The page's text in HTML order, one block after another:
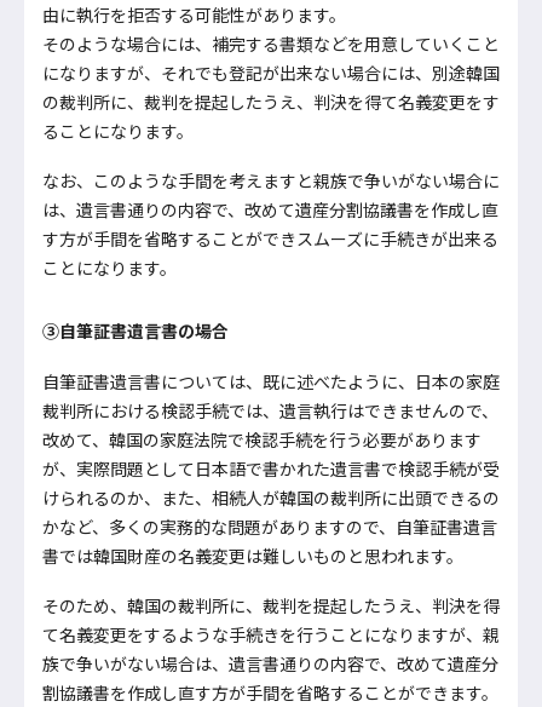
由に執行を拒否する可能性があります。
そのような場合には、補完する書類などを用意していくこと
になりますが、それでも登記が出来ない場合には、別途韓国
の裁判所に、裁判を提起したうえ、判決を得て名義変更をす
ることになります。
なお、このような手間を考えますと親族で争いがない場合に
は、遺言書通りの内容で、改めて遺産分割協議書を作成し直
す方が手間を省略することができスムーズに手続きが出来る
ことになります。
③自筆証書遺言書の場合
自筆証書遺言書については、既に述べたように、日本の家庭
裁判所における検認手続では、遺言執行はできませんので、
改めて、韓国の家庭法院で検認手続を行う必要があります
が、実際問題として日本語で書かれた遺言書で検認手続が受
けられるのか、また、相続人が韓国の裁判所に出頭できるの
かなど、多くの実務的な問題がありますので、自筆証書遺言
書では韓国財産の名義変更は難しいものと思われます。
そのため、韓国の裁判所に、裁判を提起したうえ、判決を得
て名義変更をするような手続きを行うことになりますが、親
族で争いがない場合は、遺言書通りの内容で、改めて遺産分
割協議書を作成し直す方が手間を省略することができます。